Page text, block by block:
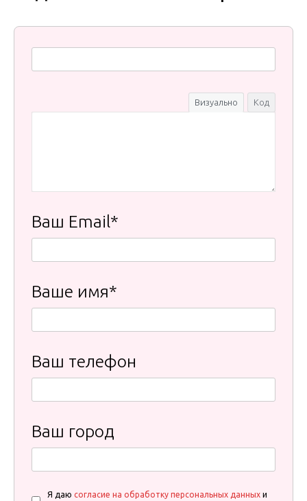
Визуально Код
Ваш Email*
Ваше имя*
Ваш телефон
Ваш город
Я даю согласие на обработку персональных данных и